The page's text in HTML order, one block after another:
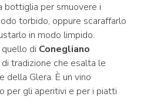
bottiglia per smuovere i
torbido, oppure scaraffarlo
in modo limpido.
di Conegliano
di tradizione che esalta le
della Glera. È un vino
per gli aperitivi e per i piatti